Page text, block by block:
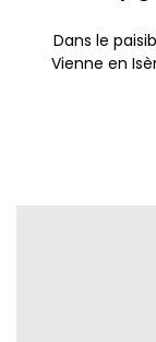
Dans le
Vienne en